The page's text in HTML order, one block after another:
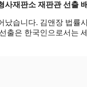
사재판소 재판관 선출
습니다. 김앤장 법
출은 한국인으로서는